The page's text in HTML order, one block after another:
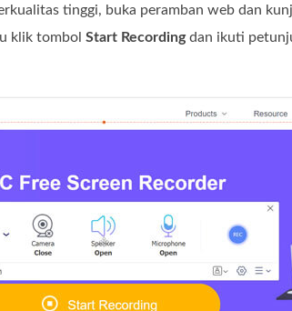
tinggi, buka peramban web dan
klik tombol Start Recordingdan ikuti